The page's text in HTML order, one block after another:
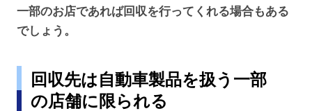
一部のお店であれば回収を行ってくれる場合もある
でしょう。
回収先は自動車製品を扱う一部
の店舗に限られる